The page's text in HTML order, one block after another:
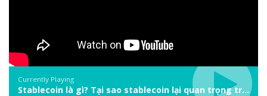
Currently Playing
Stablecoin là gì? Tại sao stablecoin lại quan trọng trong thị trường crypto? | Phổ cập Blockchain